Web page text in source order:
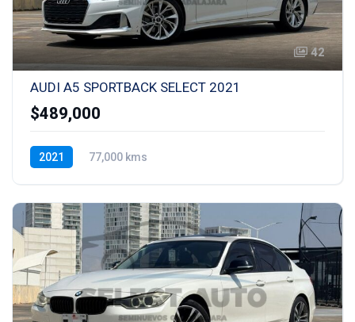
42
AUDI A5 SPORTBACK SELECT 2021
$489,000
2021
77,000 kms